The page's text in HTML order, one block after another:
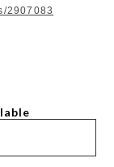
2907083